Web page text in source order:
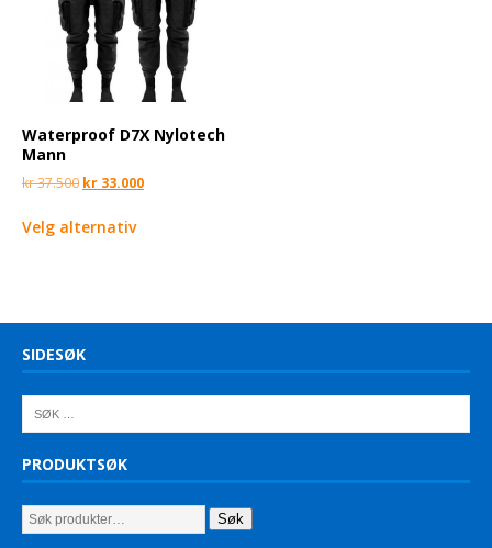
Waterproof D7X Nylotech
Mann
kr37.500 kr 33.000
Velg alternativ
SIDESØK
PRODUKTSØK
Søk